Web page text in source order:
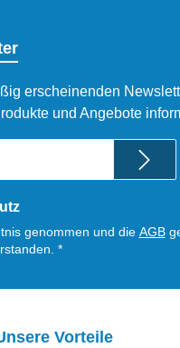
erscheinenden
und Angebote
genommen und die AGB
*
Vorteile